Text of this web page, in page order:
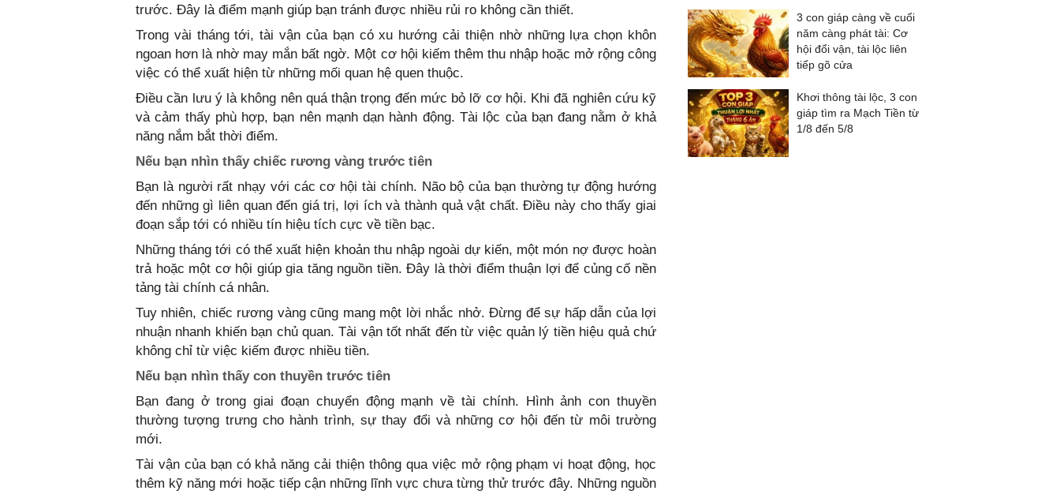
trước. Đây là điểm mạnh giúp bạn tránh được nhiều rủi ro không cần thiết.
Trong vài tháng tới, tài vận của bạn có xu hướng cải thiện nhờ những lựa chọn khôn
ngoan hơn là nhờ may mắn bất ngờ. Một cơ hội kiếm thêm thu nhập hoặc mở rộng công
việc có thể xuất hiện từ những mối quan hệ quen thuộc.
Điều cần lưu ý là không nên quá thận trọng đến mức bỏ lỡ cơ hội. Khi đã nghiên cứu kỹ
và cảm thấy phù hợp, bạn nên mạnh dạn hành động. Tài lộc của bạn đang nằm ở khả
năng nắm bắt thời điểm.
Nếu bạn nhìn thấy chiếc rương vàng trước tiên
Bạn là người rất nhạy với các cơ hội tài chính. Não bộ của bạn thường tự động hướng
đến những gì liên quan đến giá trị, lợi ích và thành quả vật chất. Điều này cho thấy giai
đoạn sắp tới có nhiều tín hiệu tích cực về tiền bạc.
Những tháng tới có thể xuất hiện khoản thu nhập ngoài dự kiến, một món nợ được hoàn
trả hoặc một cơ hội giúp gia tăng nguồn tiền. Đây là thời điểm thuận lợi để củng cố nền
tảng tài chính cá nhân.
Tuy nhiên, chiếc rương vàng cũng mang một lời nhắc nhở. Đừng để sự hấp dẫn của lợi
nhuận nhanh khiến bạn chủ quan. Tài vận tốt nhất đến từ việc quản lý tiền hiệu quả chứ
không chỉ từ việc kiếm được nhiều tiền.
Nếu bạn nhìn thấy con thuyền trước tiên
Bạn đang ở trong giai đoạn chuyển động mạnh về tài chính. Hình ảnh con thuyền
thường tượng trưng cho hành trình, sự thay đổi và những cơ hội đến từ môi trường
mới.
Tài vận của bạn có khả năng cải thiện thông qua việc mở rộng phạm vi hoạt động, học
thêm kỹ năng mới hoặc tiếp cận những lĩnh vực chưa từng thử trước đây. Những nguồn
3 con giáp càng về cuối
năm càng phát tài: Cơ
hội đổi vận, tài lộc liên
tiếp gõ cửa
Khơi thông tài lộc, 3 con
giáp tìm ra Mạch Tiền từ
1/8 đến 5/8